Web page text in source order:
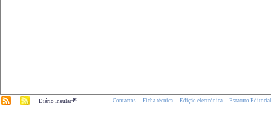
Diário Insular.pt Contactos Ficha técnica Edição electrónica Estatuto Editorial